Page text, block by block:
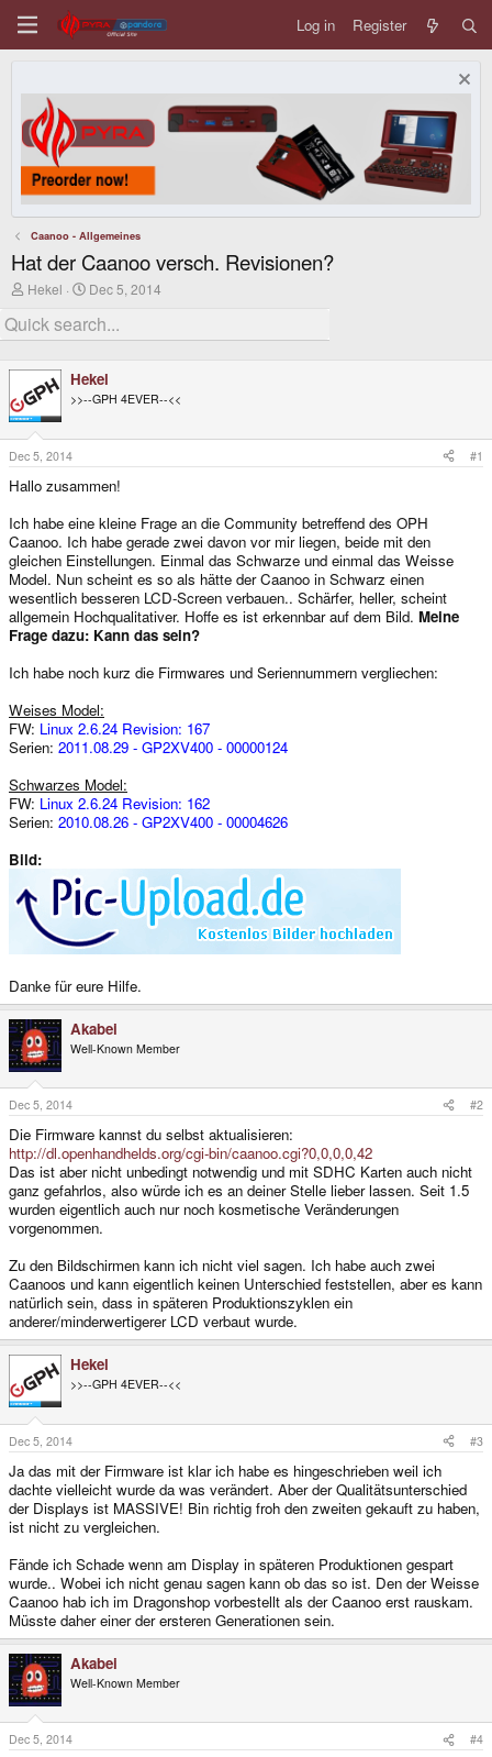
Log in Register
Caanoo - Allgemeines
Hat der Caanoo versch. Revisionen?
T
r
e
d
s
t
a
r
t
e
r
Hekel
S
a
r
d
a
t
Dec 5, 2014
Hekel
>>--GPH 4EVER--<<
Dec 5, 2014 #1
Hallo zusammen!
Ich habe eine kleine Frage an die Community betreffend des OPH
Caanoo. Ich habe gerade zwei davon vor mir liegen, beide mit den
gleichen Einstellungen. Einmal das Schwarze und einmal das Weisse
Model. Nun scheint es so als hätte der Caanoo in Schwarz einen
wesentlich besseren LCD-Screen verbauen.. Schärfer, heller, scheint
allgemein Hochqualitativer. Hoffe es ist erkennbar auf dem Bild. Meine
Frage dazu: Kann das sein?
Ich habe noch kurz die Firmwares und Seriennummern vergliechen:
Weises Model:
FW: Linux 2.6.24 Revision: 167
Serien: 2011.08.29 - GP2XV400 - 00000124
Schwarzes Model:
FW: Linux 2.6.24 Revision: 162
Serien: 2010.08.26 - GP2XV400 - 00004626
Bild:
Danke für eure Hilfe.
Akabei
Well-Known Member
Dec 5, 2014 #2
Die Firmware kannst du selbst aktualisieren:
http://dl.openhandhelds.org/cgi-bin/caanoo.cgi?0,0,0,0,42
Das ist aber nicht unbedingt notwendig und mit SDHC Karten auch nicht
ganz gefahrlos, also würde ich es an deiner Stelle lieber lassen. Seit 1.5
wurden eigentlich auch nur noch kosmetische Veränderungen
vorgenommen.
Zu den Bildschirmen kann ich nicht viel sagen. Ich habe auch zwei
Caanoos und kann eigentlich keinen Unterschied feststellen, aber es kann
natürlich sein, dass in späteren Produktionszyklen ein
anderer/minderwertigerer LCD verbaut wurde.
Hekel
>>--GPH 4EVER--<<
Dec 5, 2014 #3
Ja das mit der Firmware ist klar ich habe es hingeschrieben weil ich
dachte vielleicht wurde da was verändert. Aber der Qualitätsunterschied
der Displays ist MASSIVE! Bin richtig froh den zweiten gekauft zu haben,
ist nicht zu vergleichen.
Fände ich Schade wenn am Display in späteren Produktionen gespart
wurde.. Wobei ich nicht genau sagen kann ob das so ist. Den der Weisse
Caanoo hab ich im Dragonshop vorbestellt als der Caanoo erst rauskam.
Müsste daher einer der ersteren Generationen sein.
Akabei
Well-Known Member
Dec 5, 2014 #4